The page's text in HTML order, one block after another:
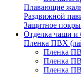
Плавающие
Раздвижной
Защитное
Отделка чаши и
Пленка ПВХ
Пленка
Пленка
Пленка